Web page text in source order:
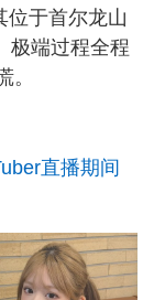
位于首尔龙山
极端过程全程
。
直播期间